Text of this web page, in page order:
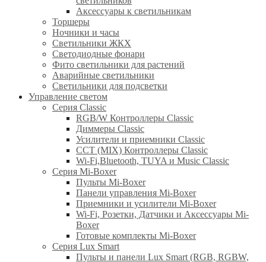
Аксессуары к светильникам
Торшеры
Ночники и часы
Светильники ЖКХ
Светодиодные фонари
Фито светильники для растений
Аварийные светильники
Светильники для подсветки
Управление светом
Серия Classic
RGB/W Контроллеры Classic
Диммеры Classic
Усилители и приемники Classic
CCT (MIX) Контроллеры Classic
Wi-Fi,Bluetooth, TUYA и Music Classic
Серия Mi-Boxer
Пульты Mi-Boxer
Панели управления Mi-Boxer
Приемники и усилители Mi-Boxer
Wi-Fi, Розетки, Датчики и Аксессуары Mi-
Boxer
Готовые комплекты Mi-Boxer
Серия Lux Smart
Пульты и панели Lux Smart (RGB, RGBW,